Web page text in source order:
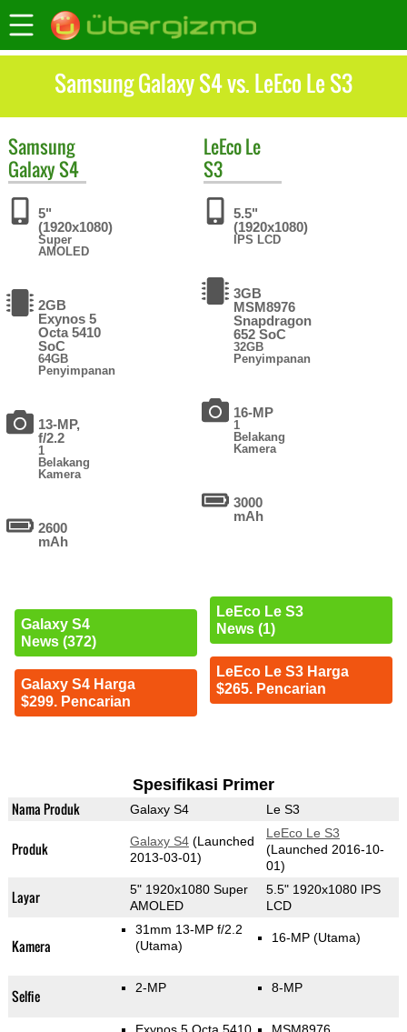
Samsung Galaxy S4 vs. LeEco Le S3
Samsung
Galaxy S4
5"
(1920x1080)
Super
AMOLED
2GB
Exynos 5
Octa 5410
SoC
64GB
Penyimpanan
13-MP,
f/2.2
1
Belakang
Kamera
2600
mAh
Galaxy S4
News (372)
Galaxy S4 Harga
$299. Pencarian
LeEcoLe
S3
5.5"
(1920x1080)
IPS LCD
3GB
MSM8976
Snapdragon
652 SoC
32GB
Penyimpanan
16-MP
1
Belakang
Kamera
3000
mAh
LeEco Le S3
News (1)
LeEco Le S3 Harga
$265. Pencarian
Spesifikasi Primer
Nama Produk Galaxy S4 Le S3
Produk Galaxy S4(Launched
2013-03-01)
LeEco Le S3
(Launched 2016-10-
01)
Layar
5" 1920x1080 Super
AMOLED
5.5" 1920x1080 IPS
LCD
Kamera
31mm 13-MP f/2.2
(Utama)
16-MP (Utama)
Selfie 2-MP 8-MP